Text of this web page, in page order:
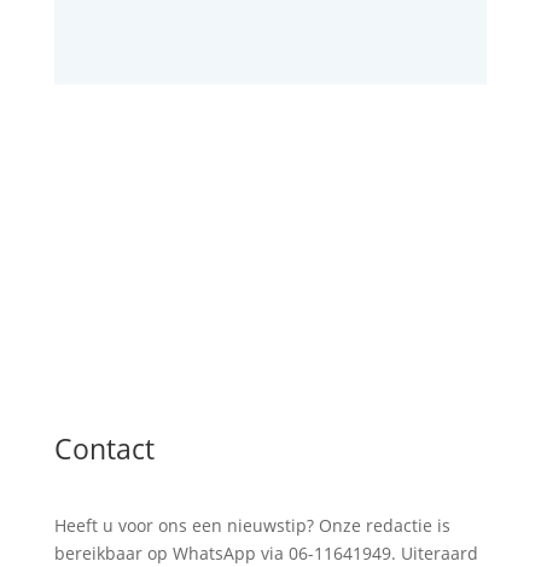
Contact
Heeft u voor ons een nieuwstip? Onze redactie is
bereikbaar op WhatsApp via 06-11641949. Uiteraard